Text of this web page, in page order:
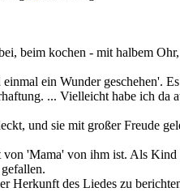
beim kochen - mit halbem
ein Wunder geschehen'.
... Vielleicht habe ich
und sie mit großer Freude
von 'Mama' von ihm ist. Als
Herkunft des Liedes zu